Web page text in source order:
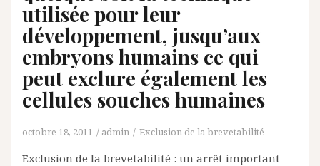
utilisée pour leur
développement, jusqu’aux
embryons humains ce qui
peut exclure également les
cellules souches humaines
octobre 18, 2011 admin Exclusion de la brevetabilité
Exclusion de la brevetabilité : un arrêt important